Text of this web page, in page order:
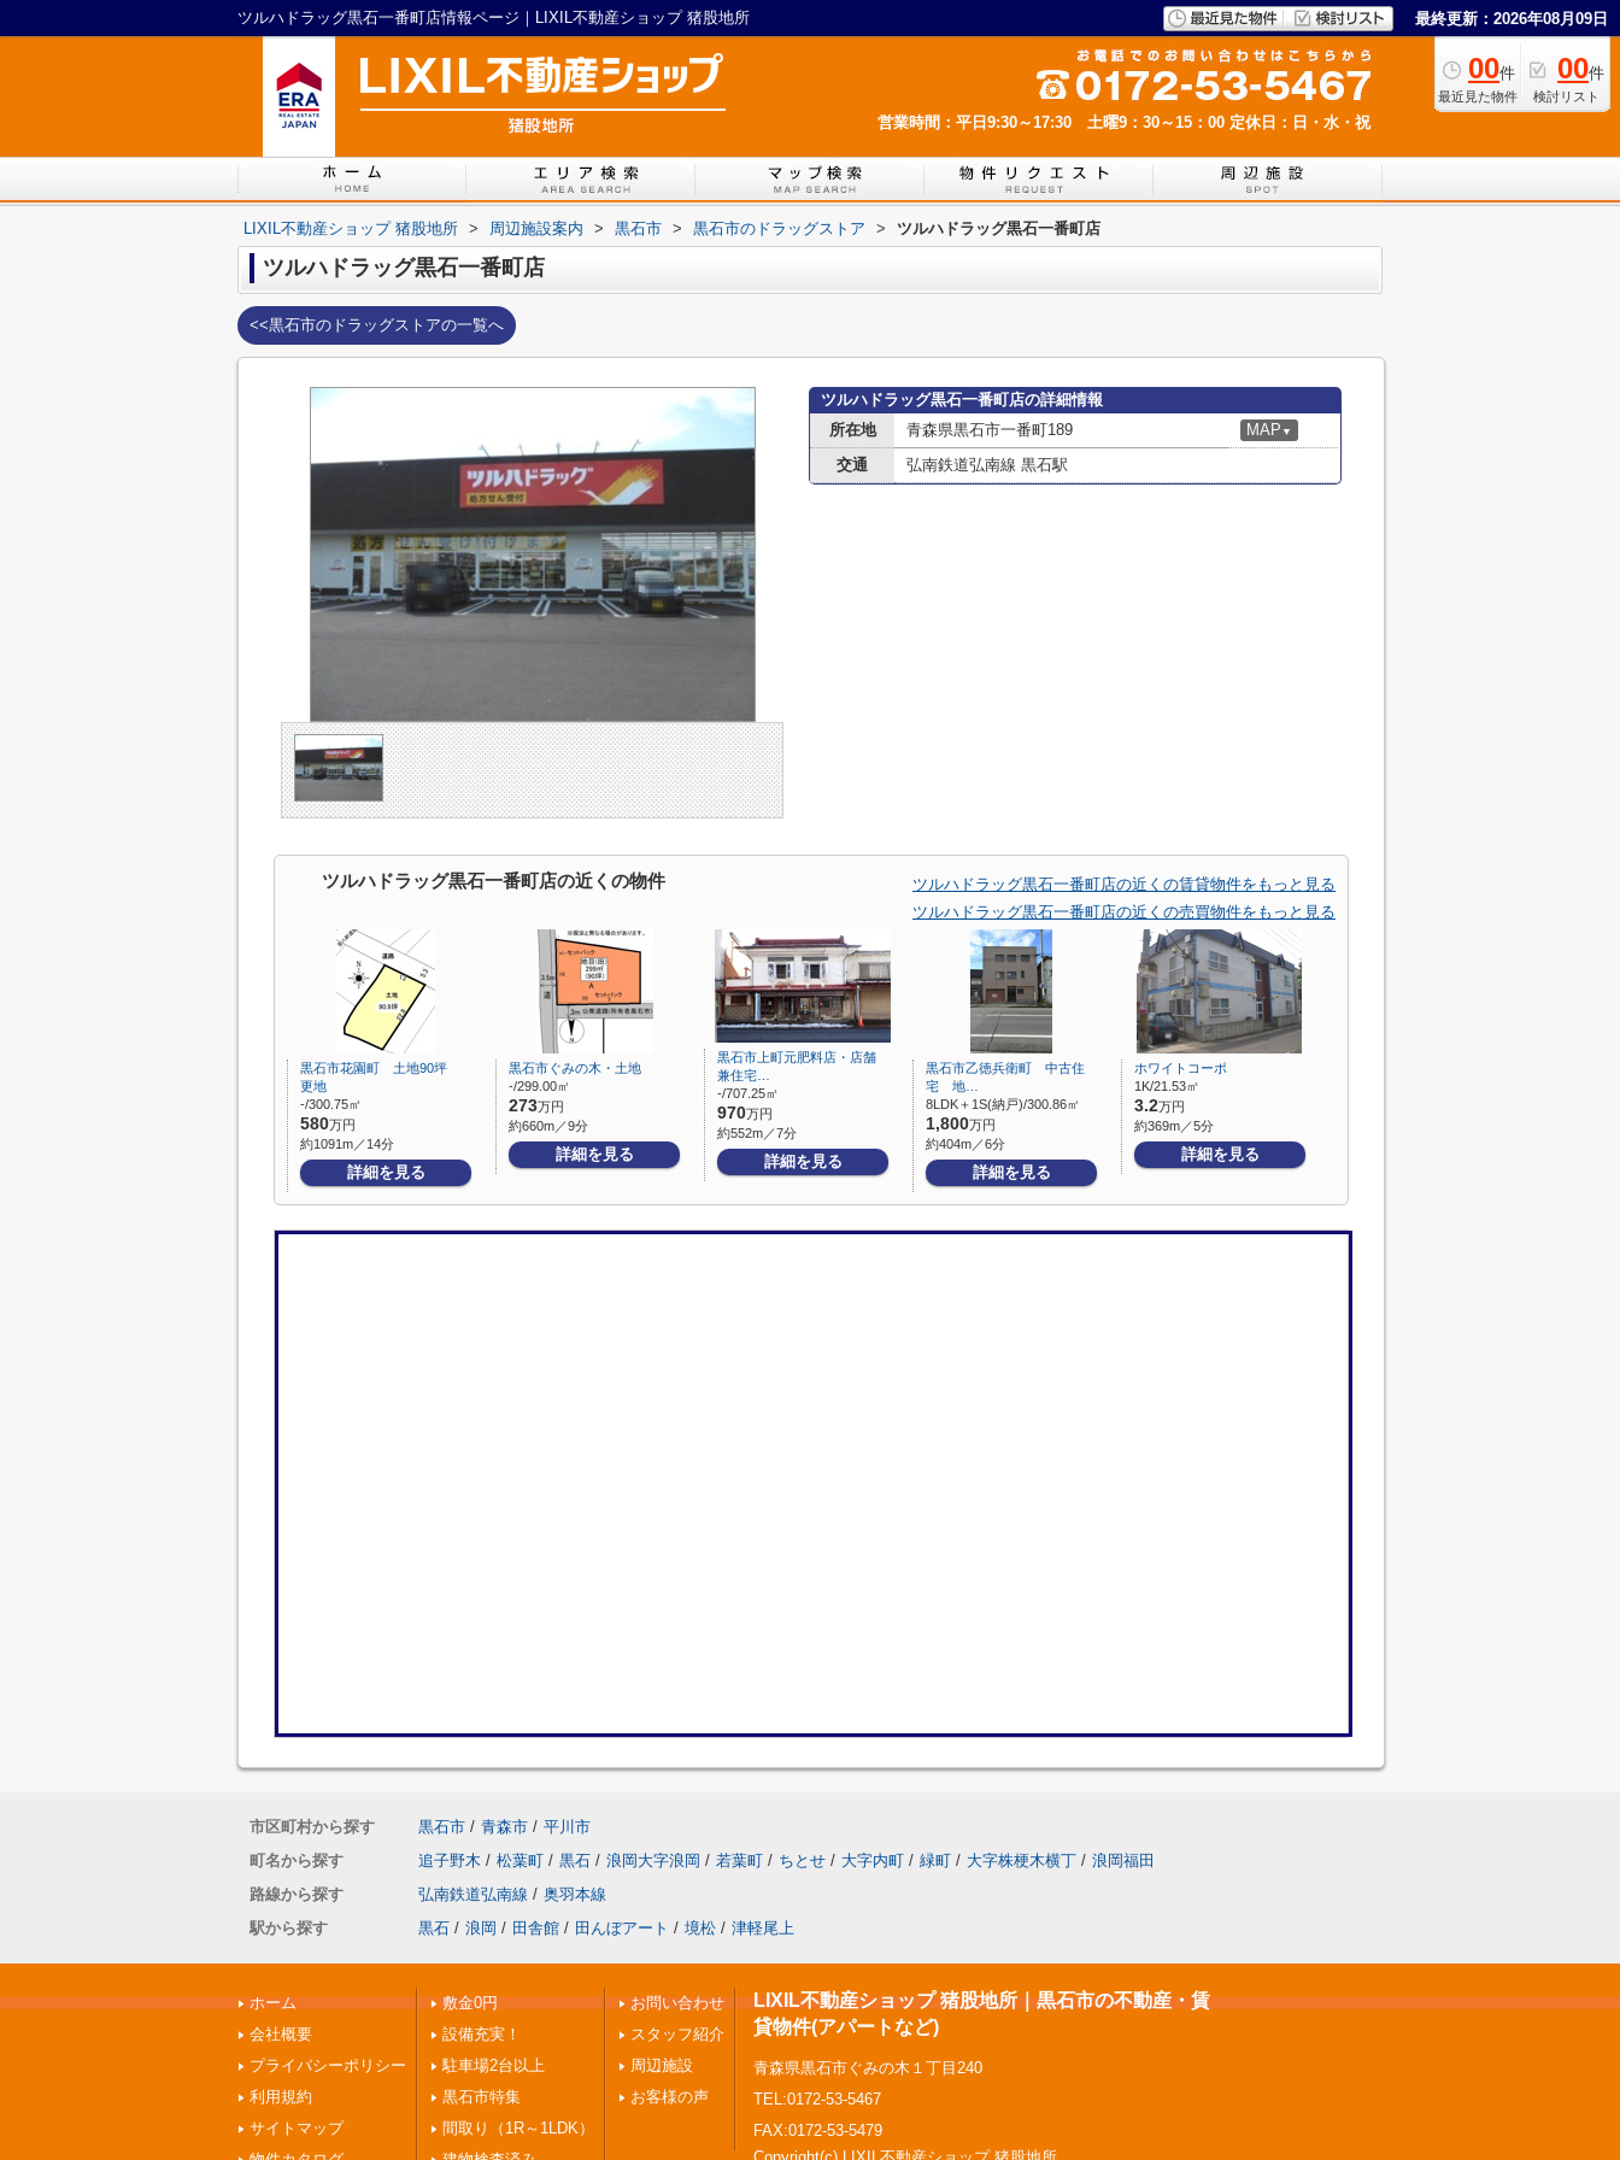
ツルハドラッグ黒石一番町店情報ページ｜LIXIL不動産ショップ 猪股地所 最終更新：2026年08月09日
00件
最近見た物件
00件
検討リスト
営業時間：平日9:30～17:30 土曜9：30～15：00 定休日：日・水・祝
LIXIL不動産ショップ 猪股地所 > 周辺施設案内 > 黒石市 > 黒石市のドラッグストア > ツルハドラッグ黒石一番町店
ツルハドラッグ黒石一番町店
<<黒石市のドラッグストアの一覧へ
ツルハドラッグ黒石一番町店の詳細情報
所在地
青森県黒石市一番町189 MAP ▼
交通 弘南鉄道弘南線 黒石駅
ツルハドラッグ黒石一番町店の近くの物件
ツルハドラッグ黒石一番町店の近くの賃貸物件をもっと見る
ツルハドラッグ黒石一番町店の近くの売買物件をもっと見る
黒石市花園町 土地90坪
更地
-/300.75㎡
580万円
約1091m／14分
詳細を見る
黒石市ぐみの木・土地
-/299.00㎡
273万円
約660m／9分
詳細を見る
黒石市上町元肥料店・店舗
兼住宅…
-/707.25㎡
970万円
約552m／7分
詳細を見る
黒石市乙徳兵衛町 中古住
宅 地…
8LDK＋1S(納戸)/300.86㎡
1,800万円
約404m／6分
詳細を見る
ホワイトコーポ
1K/21.53㎡
3.2万円
約369m／5分
詳細を見る
市区町村から探す 黒石市 / 青森市 / 平川市
町名から探す
追子野木 / 松葉町 / 黒石 / 浪岡大字浪岡 / 若葉町 / ちとせ / 大字内町 / 緑町 / 大字株梗木横丁 / 浪岡福田
路線から探す
弘南鉄道弘南線 / 奥羽本線
駅から探す
黒石 / 浪岡 / 田舎館 / 田んぼアート / 境松 / 津軽尾上
ホーム
会社概要
プライバシーポリシー
利用規約
サイトマップ
敷金0円
設備充実！
駐車場2台以上
黒石市特集
間取り（1R～1LDK）
お問い合わせ
スタッフ紹介
周辺施設
お客様の声
LIXIL不動産ショップ 猪股地所｜黒石市の不動産・賃
貸物件(アパートなど)
青森県黒石市ぐみの木１丁目240
TEL:0172-53-5467
FAX:0172-53-5479